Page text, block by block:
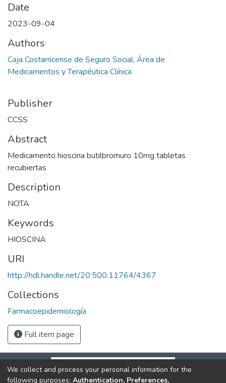
Date
2023-09-04
Authors
Caja Costarricense de Seguro Social, Área de
Medicamentos y Terapéutica Clínica
Publisher
CCSS
Abstract
Medicamento hioscina butilbromuro 10mg tabletas
recubiertas
Description
NOTA
Keywords
HIOSCINA
URI
http://hdl.handle.net/20.500.11764/4367
Collections
Farmacoepidemiología
Full item page
We collect and process your personal information for the
following purposes: Authentication, Preferences,